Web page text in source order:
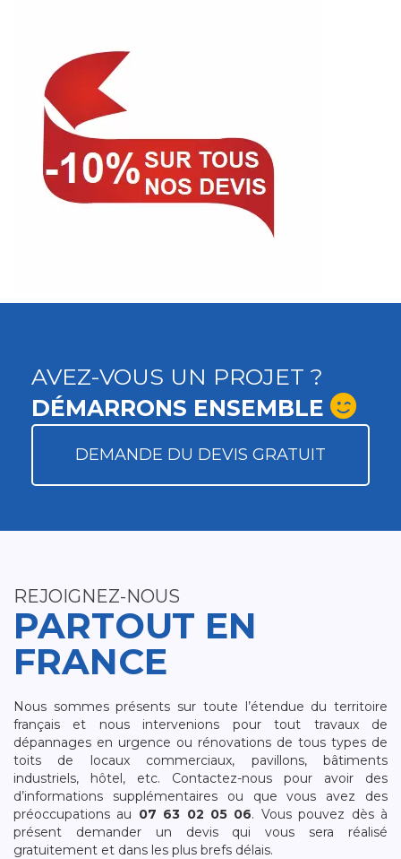
AVEZ-VOUS UN PROJET ?
DÉMARRONS ENSEMBLE
DEMANDE DU DEVIS GRATUIT
REJOIGNEZ-NOUS
PARTOUT EN
FRANCE
Nous sommes présents sur toute l’étendue du territoire
français et nous intervenions pour tout travaux de
dépannages en urgence ou rénovations de tous types de
toits de locaux commerciaux, pavillons, bâtiments
industriels, hôtel, etc. Contactez-nous pour avoir des
d’informations supplémentaires ou que vous avez des
préoccupations au 07 63 02 05 06. Vous pouvez dès à
présent demander un devis qui vous sera réalisé
gratuitement et dans les plus brefs délais.